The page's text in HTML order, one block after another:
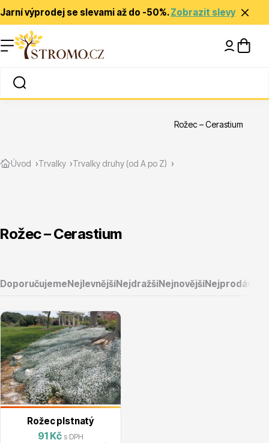
Jarní výprodej se slevami až do -50%.Zobrazit slevy
Rady a tipy
Vřesovištní rostliny
Úvod Trvalky Trvalky druhy (od A po Z)
Rožec – Cerastium
Rožec – Cerastium
DoporučujemeNejlevnějšíNejdražšíNejnovější
Rožec plstnatý
91 Kč s DPH